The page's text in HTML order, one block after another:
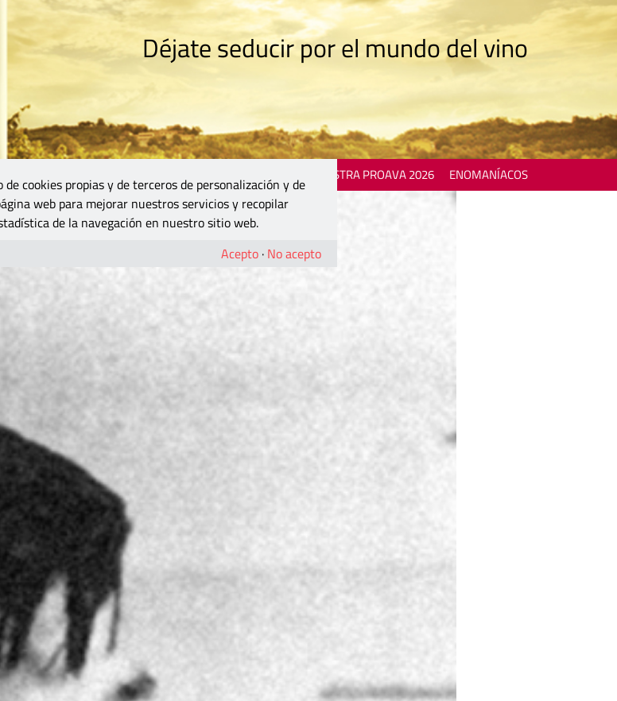
Déjate seducir por el mundo del vino
MOSTRA PROAVA 2026 ENOMANÍACOS
cookies propias y de terceros de personalización y de
web para mejorar nuestros servicios y recopilar
de la navegación en nuestro sitio web.
Acepto · No acepto